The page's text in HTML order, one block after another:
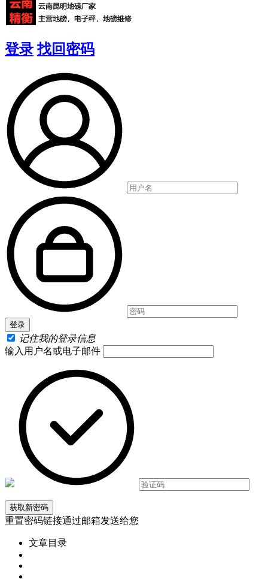
登录 找回密码
记住我的登录信息
输入用户名或电子邮件
重置密码链接通过邮箱发送给您
文章目录